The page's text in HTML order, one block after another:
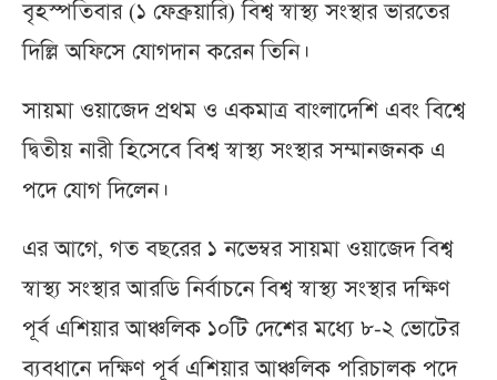
বৃহস্পতিবার (১ ফেব্রুয়ারি) বিশ্ব স্বাস্থ্য সংস্থার ভারতের
দিল্লি অফিসে যোগদান করেন তিনি।
সায়মা ওয়াজেদ প্রথম ও একমাত্র বাংলাদেশি এবং বিশ্বে
দ্বিতীয় নারী হিসেবে বিশ্ব স্বাস্থ্য সংস্থার সম্মানজনক এ
পদে যোগ দিলেন।
এর আগে, গত বছরের ১ নভেম্বর সায়মা ওয়াজেদ বিশ্ব
স্বাস্থ্য সংস্থার আরডি নির্বাচনে বিশ্ব স্বাস্থ্য সংস্থার দক্ষিণ
পূর্ব এশিয়ার আঞ্চলিক ১০টি দেশের মধ্যে ৮-২ ভোটের
ব্যবধানে দক্ষিণ পূর্ব এশিয়ার আঞ্চলিক পরিচালক পদে